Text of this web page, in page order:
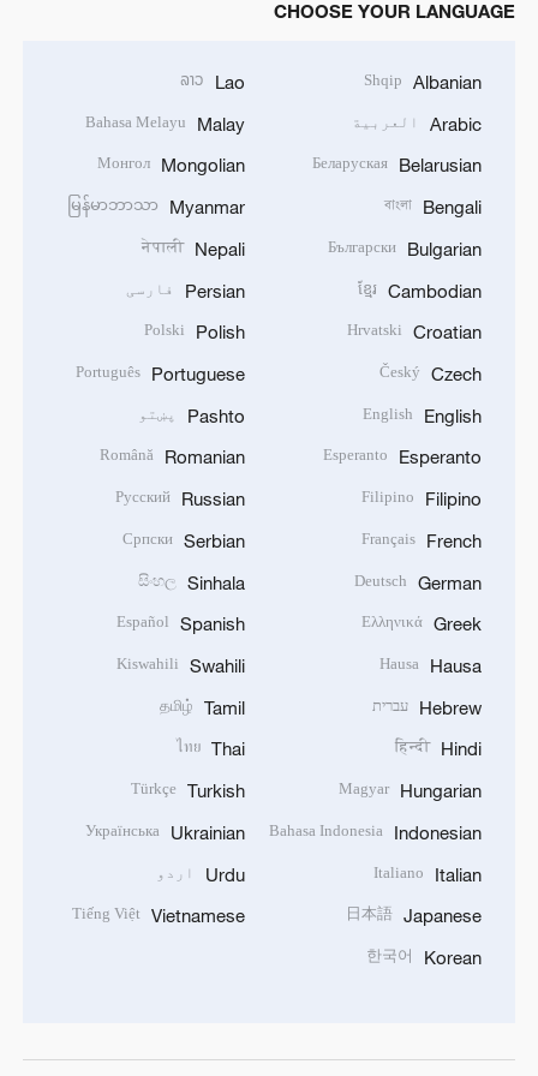
CHOOSE YOUR LANGUAGE
Albanian
Shqip
Arabic العربية
Belarusian
Беларуская
Bengali
বাংলা
Bulgarian
Български
Cambodian
ខ្មែរ
Croatian
Hrvatski
Czech
Český
English
English
Esperanto
Esperanto
Filipino
Filipino
French
Français
German
Deutsch
Greek
Ελληνικά
Hausa
Hausa
Hebrew עברית
Hindi
हिन्दी
Hungarian
Magyar
Indonesian
Bahasa Indonesia
Italian
Italiano
Japanese
日本語
Korean
한국어
Lao
ລາວ
Malay
Bahasa Melayu
Mongolian
Монгол
Myanmar
မြန်မာဘာသာ
Nepali
नेपाली
Persian فارسی
Polish
Polski
Portuguese
Português
Pashto پښتو
Romanian
Română
Russian
Русский
Serbian
Српски
Sinhala
සිංහල
Spanish
Español
Swahili
Kiswahili
Tamil
தமிழ்
Thai
ไทย
Turkish
Türkçe
Ukrainian
Українська
Urdu اردو
Vietnamese
Tiếng Việt